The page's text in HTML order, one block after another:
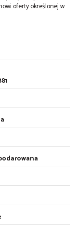
oferty określonej w